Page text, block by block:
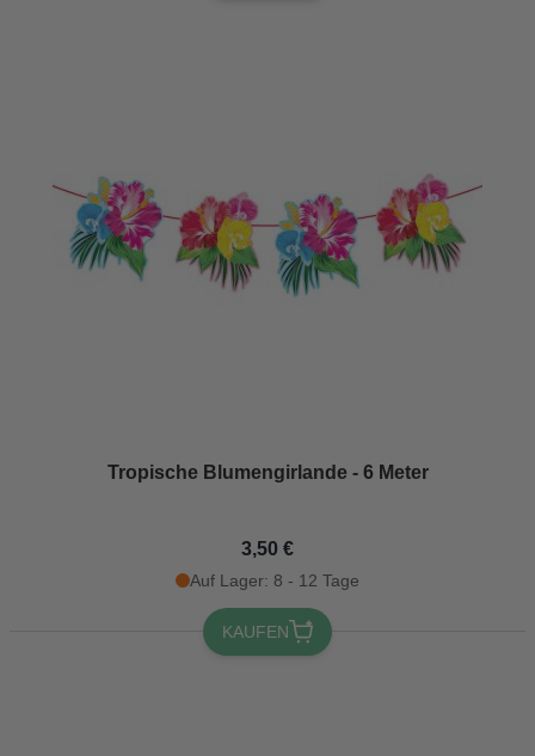
Tropische Blumengirlande - 6 Meter
3,50 €
Auf Lager: 8 - 12 Tage
KAUFEN